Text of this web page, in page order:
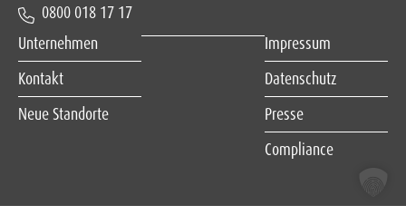
Unternehmen
Kontakt
Neue Standorte
Presse
Compliance
Impressum
Datenschutz
0800 018 17 17